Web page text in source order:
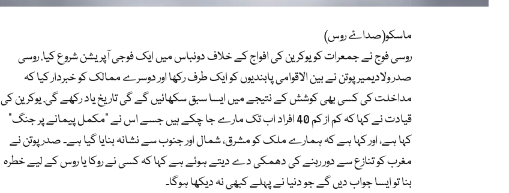
ماسکو(صداۓ روس)
روسی فوج نے جمعرات کو یوکرین کی افواج کے خلاف دونباس میں ایک فوجی آپریشن شروع کیا. روسی
صدر ولادیمیر پوتن نے بین الاقوامی پابندیوں کو ایک طرف رکھا اور دوسرے ممالک کو خبردار کیا کہ
مداخلت کی کسی بھی کوشش کے نتیجے میں ایسا سبق سکھائیں گے گی تاریخ یاد رکھے گی. یوکرین کی
قیادت نے کہا کہ کم از کم 40 افراد اب تک مارے جا چکے ہیں جسے اس نے “مکمل پیمانے پر جنگ”
کہا ہے، اور کہا ہے کہ ہمارے ملک کو مشرق، شمال اور جنوب سے نشانہ بنایا گیا ہے۔ صدر پوتن نے
مغرب کو تنازع سے دور رہنے کی دھمکی دے دیتے ہوئے ہے کہا کہ کسی نے روکا یا روس کے لیے خطرہ
بنا تو ایسا جواب دیں گے جو دنیا نے پہلے کبھی نہ دیکھا ہوگا۔